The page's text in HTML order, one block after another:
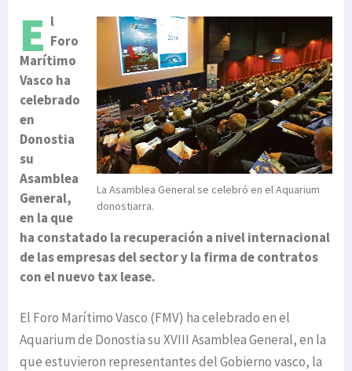
La Asamblea General se celebró en el Aquarium
donostiarra.
E l
Foro
Marítimo
Vasco ha
celebrado
en
Donostia
su
Asamblea
General,
en la que
ha constatado la recuperación a nivel internacional
de las empresas del sector y la firma de contratos
con el nuevo tax lease.
El Foro Marítimo Vasco (FMV) ha celebrado en el
Aquarium de Donostia su XVIII Asamblea General, en la
que estuvieron representantes del Gobierno vasco, la